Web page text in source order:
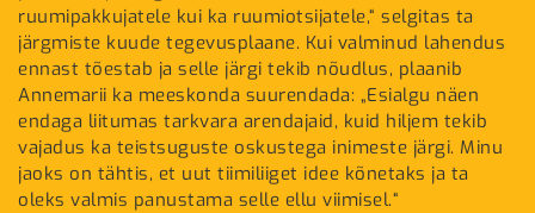
ruumipakkujatele kui ka ruumiotsijatele,“ selgitas ta
järgmiste kuude tegevusplaane. Kui valminud lahendus
ennast tõestab ja selle järgi tekib nõudlus, plaanib
Annemarii ka meeskonda suurendada: „Esialgu näen
endaga liitumas tarkvara arendajaid, kuid hiljem tekib
vajadus ka teistsuguste oskustega inimeste järgi. Minu
jaoks on tähtis, et uut tiimiliiget idee kõnetaks ja ta
oleks valmis panustama selle ellu viimisel.“